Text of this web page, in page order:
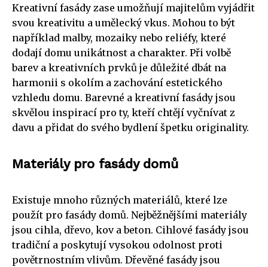
Kreativní fasády zase umožňují majitelům vyjádřit
svou kreativitu a umělecký vkus. Mohou to být
například malby, mozaiky nebo reliéfy, které
dodají domu unikátnost a charakter. Při volbě
barev a kreativních prvků je důležité dbát na
harmonii s okolím a zachování estetického
vzhledu domu. Barevné a kreativní fasády jsou
skvělou inspirací pro ty, kteří chtějí vyčnívat z
davu a přidat do svého bydlení špetku originality.
Materiály pro fasády domů
Existuje mnoho různých materiálů, které lze
použít pro fasády domů. Nejběžnějšími materiály
jsou cihla, dřevo, kov a beton. Cihlové fasády jsou
tradiční a poskytují vysokou odolnost proti
povětrnostním vlivům. Dřevěné fasády jsou